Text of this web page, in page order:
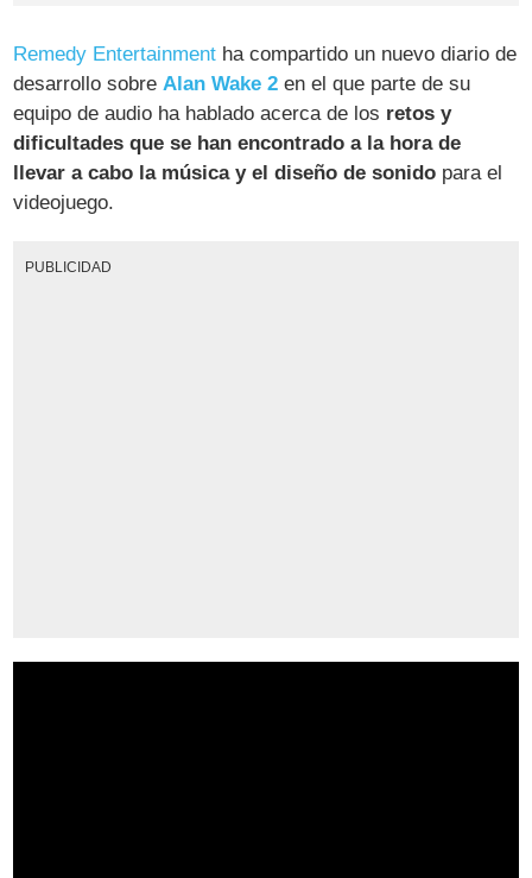
Remedy Entertainment ha compartido un nuevo diario de
desarrollo sobreAlan Wake 2 en el que parte de su
equipo de audio ha hablado acerca de los retos y
dificultades que se han encontrado a la hora de
llevar a cabo la música y el diseño de sonido para el
videojuego.
PUBLICIDAD